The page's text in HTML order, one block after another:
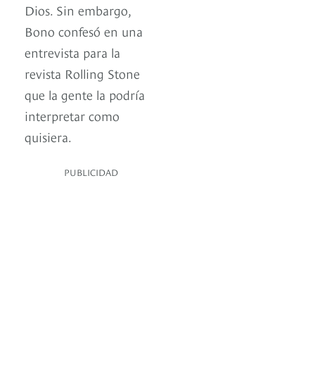
Dios. Sin embargo,
Bono confesó en una
entrevista para la
revista Rolling Stone
que la gente la podría
interpretar como
quisiera.
PUBLICIDAD